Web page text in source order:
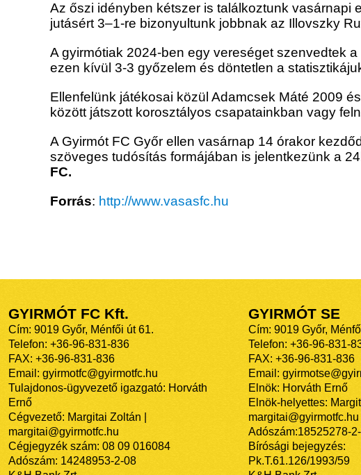
Az őszi idényben kétszer is találkoztunk vasárnapi
jutásért 3–1-re bizonyultunk jobbnak az Illovszky
A gyirmótiak 2024-ben egy vereséget szenvedtek
ezen kívül 3-3 győzelem és döntetlen a
Ellenfelünk játékosai közül Adamcsek Máté 2009
között játszott korosztályos csapatainkban vagy
A Gyirmót FC Győr ellen vasárnap 14 órakor
szöveges tudósítás formájában is jelentkezünk a
FC.
Forrás: http://www.vasasfc.hu
GYIRMÓT FC Kft.
Cím: 9019 Győr, Ménfői út 61.
Telefon: +36-96-831-836
FAX: +36-96-831-836
Email: gyirmotfc@gyirmotfc.hu
Tulajdonos-ügyvezető igazgató: Horváth
Ernő
Cégvezető: Margitai Zoltán |
margitai@gyirmotfc.hu
Cégjegyzék szám: 08 09 016084
Adószám: 14248953-2-08
GYIRMÓT SE
Cím: 9019 Győr,
Telefon: +36-96-831-
FAX: +36-96-831-836
Email:
Elnök: Horváth Ernő
Elnök-helyettes:
margitai@gyirmotfc.hu
Adószám:18525278-
Bírósági bejegyzés:
Pk.T.61.126/1993/59